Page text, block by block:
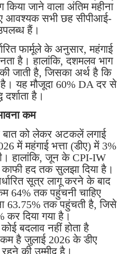
जाने वाला अंतिम महीना
आवश्यक सभी छह सीपीआई-
हैं।
फार्मूले के अनुसार, महंगाई
है। हालांकि, दशमलव भाग
जाती है, जिसका अर्थ है कि
यह मौजूदा 60% DA दर से
है।
कम
को लेकर अटकलें लगाई
में महंगाई भत्ता (डीए) में 3%
हालांकि, जून के CPI-IW
हद तक सुलझा दिया है।
सूत्र लागू करने के बाद
64% तक पहुंचनी चाहिए
63.75% तक पहुंचती है, जिसे
दिया गया है।
बदलाव नहीं होता है
है जुलाई 2026 के डीए
की उम्मीद है।